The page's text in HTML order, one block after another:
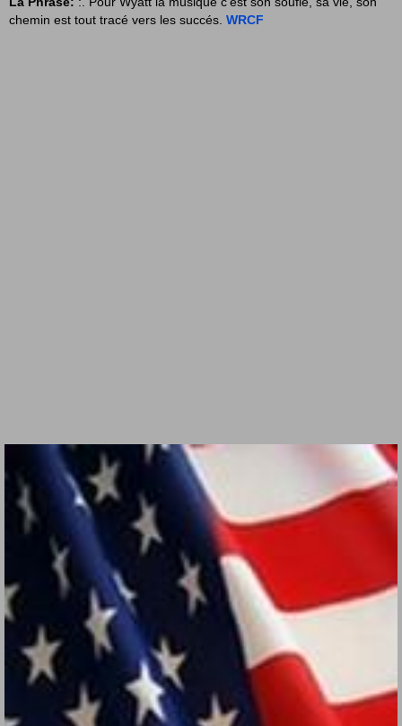
chemin est tout tracé vers les succés. WRCF